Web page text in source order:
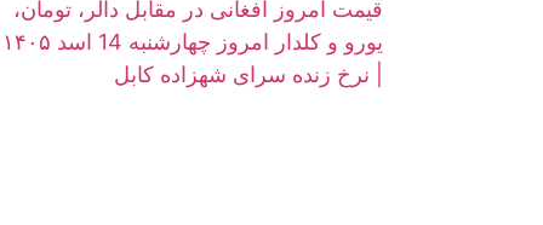
قیمت امروز افغانی در مقابل دالر، تومان،
یورو و کلدار امروز چهارشنبه 14 اسد ۱۴۰۵
| نرخ زنده سرای شهزاده کابل